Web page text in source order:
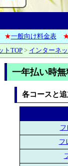
★一般向け料金表
トTOP > インターネ
一年払い時
各コースと
フ
フ